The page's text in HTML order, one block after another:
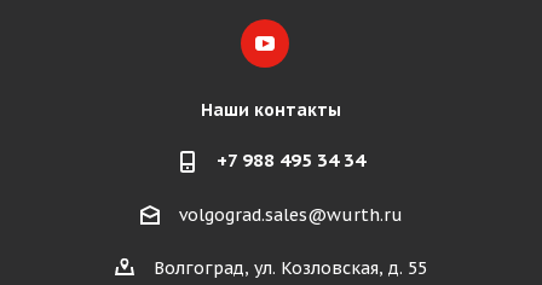
Наши контакты
+7 988 495 34 34
volgograd.sales@wurth.ru
Волгоград, ул. Козловская, д. 55